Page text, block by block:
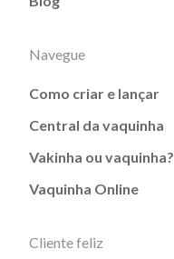
Navegue
Como criar e lançar
Central da vaquinha
Vakinha ou vaquinha?
Vaquinha Online
Cliente feliz